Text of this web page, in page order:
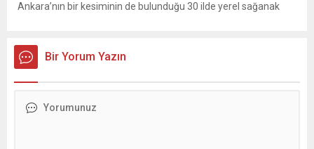
Ankara’nın bir kesiminin de bulunduğu 30 ilde yerel sağanak
üzerine çıkarak yaz değerlerine ulaşacak. Ayrıca...
Bir Yorum Yazın